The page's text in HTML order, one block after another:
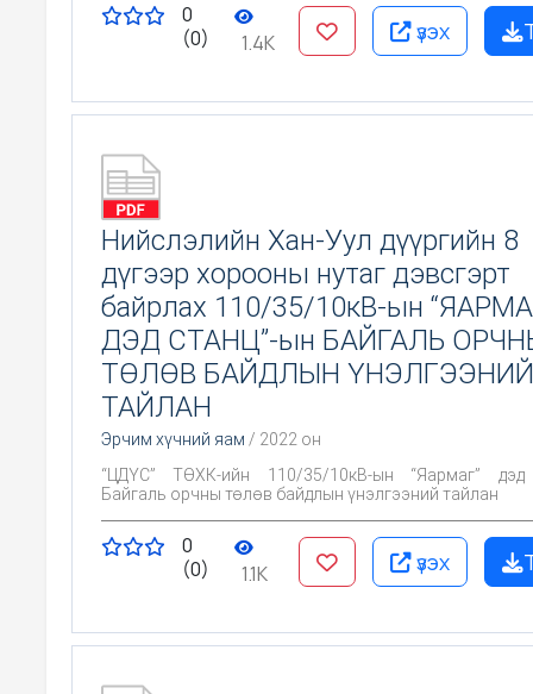
0
(0)
1.4K үзэх
Нийслэлийн Хан-Уул дүүргийн 8
дүгээр хорооны нутаг дэвсгэрт
байрлах 110/35/10кВ-ын
ДЭД СТАНЦ”-ын БАЙГАЛЬ
ТӨЛӨВ БАЙДЛЫН ҮНЭЛГЭЭНИЙ
ТАЙЛАН
Эрчим хүчний яам / 2022 он
“ЦДҮС” ТӨХК-ийн 110/35/10кВ-ын “Яармаг” дэд
Байгаль орчны төлөв байдлын үнэлгээний тайлан
0
(0)
1.1K үзэх